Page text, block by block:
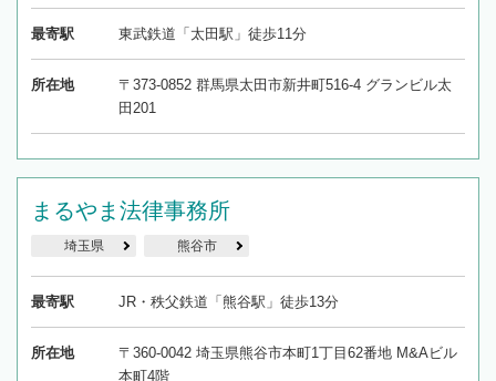
最寄駅 東武鉄道「太田駅」徒歩11分
所在地
〒373-0852 群馬県太田市新井町516-4 グランビル太
田201
まるやま法律事務所
埼玉県 熊谷市
最寄駅 JR・秩父鉄道「熊谷駅」徒歩13分
所在地
〒360-0042 埼玉県熊谷市本町1丁目62番地 M&Aビル
本町4階